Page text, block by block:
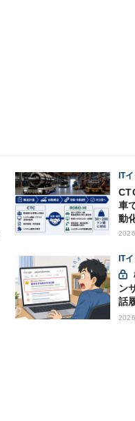
IT
車
動
IT
柳谷智宣のAIトレンドイ
ン
話
キ